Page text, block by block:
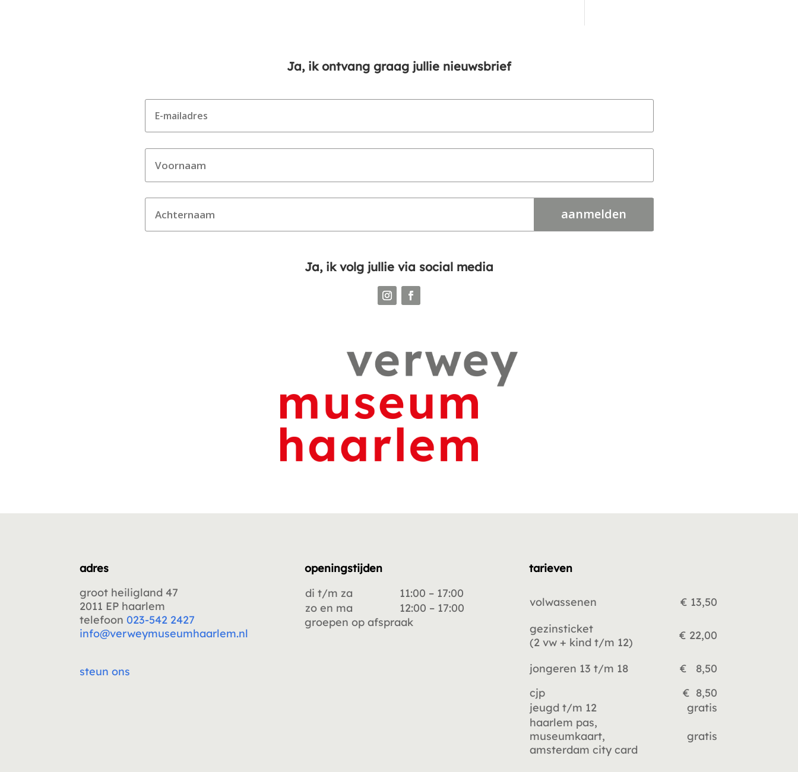
Ja, ik ontvang graag jullie nieuwsbrief
aanmelden
Ja, ik volg jullie via social media
adres
groot heiligland 47
2011 EP haarlem
telefoon023-542 2427
info@verweymuseumhaarlem.nl
steun ons
openingstijden
di t/m za
11:00 – 17:00
zo en ma
12:00 – 17:00
groepen op afspraak
tarieven
volwassenen
€ 13,50
gezinsticket
(2 vw + kind t/m 12)
€ 22,00
jongeren 13 t/m 18
€ 8,50
cjp
€ 8,50
jeugd t/m 12
gratis
haarlem pas,
museumkaart,
amsterdam city card
gratis